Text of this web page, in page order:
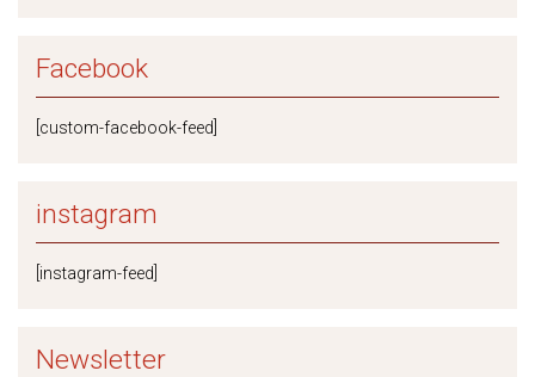
Facebook
[custom-facebook-feed]
instagram
[instagram-feed]
Newsletter